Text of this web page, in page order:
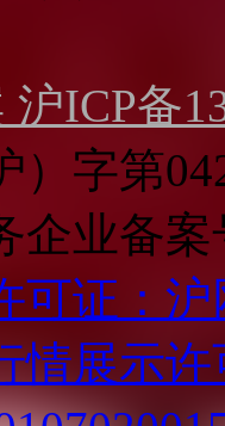
ICP备
）字第
企业备案
可证：
情展示许